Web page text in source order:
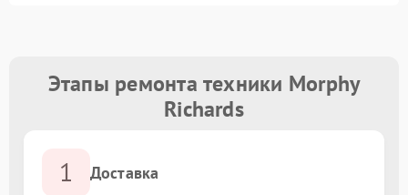
Этапы ремонта техники Morphy
Richards
1 Доставка